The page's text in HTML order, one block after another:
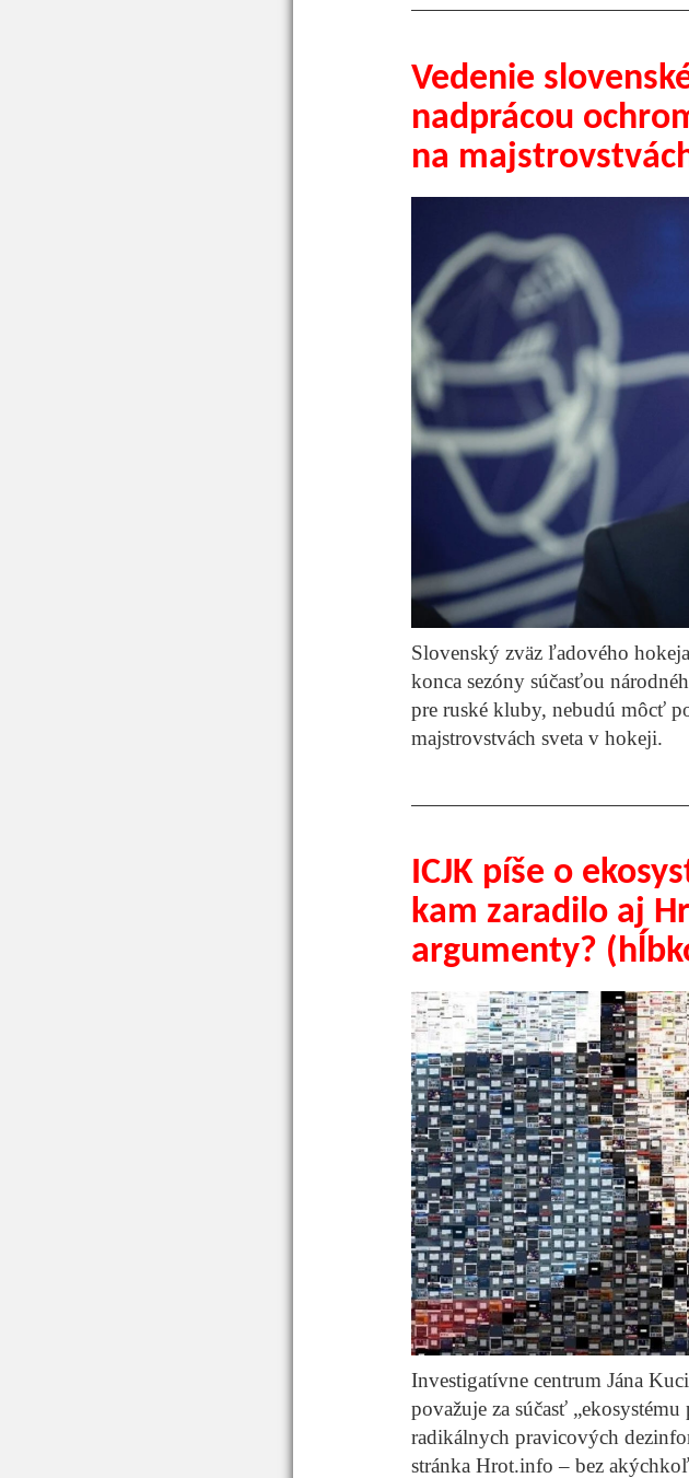
Vedenie
nadprácou
na
Slovenský zväz ľadového
konca sezóny súčasťou
pre ruské kluby, nebudú môcť
majstrovstvách sveta v hokeji.
ICJK píše o
kam zaradilo aj
argumenty?
Investigatívne centrum Jána
považuje za súčasť
radikálnych pravicových
stránka Hrot.info – bez